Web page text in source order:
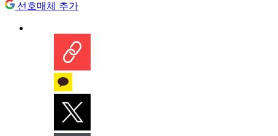
선호매체 추가